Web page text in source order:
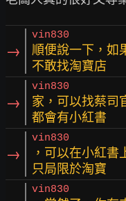
→
vin830
順便說一下，如
不敢找淘寶店
→
vin830
家，可以找蔡司
都會有小紅書
→
vin830
，可以在小紅
只局限於淘寶
vin830